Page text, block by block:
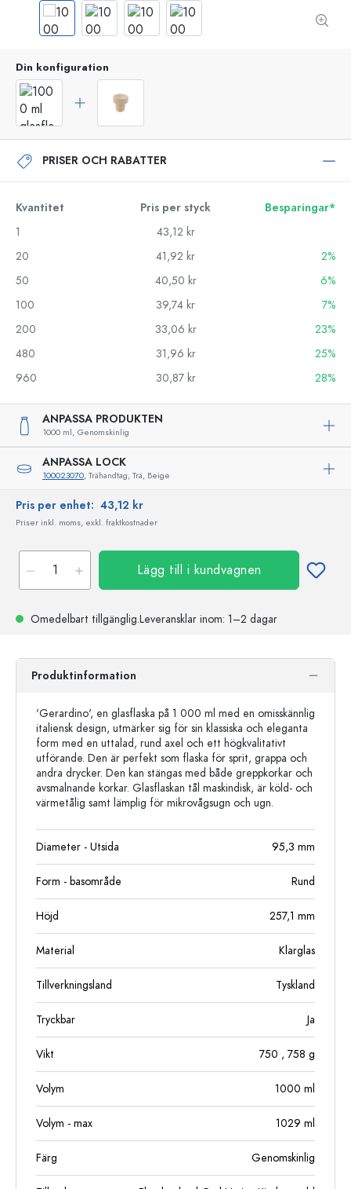
Din konfiguration
PRISER OCH RABATTER
Kvantitet Pris per styck
Besparingar*
1
43,12 kr
20
41,92 kr
2%
50
40,50 kr
6%
100
39,74 kr
7%
200
33,06 kr
23%
480
31,96 kr
25%
960
30,87 kr 28%
ANPASSA PRODUKTEN
1000 ml, Genomskinlig
ANPASSA LOCK
100023070, Trähandtag, Trä, Beige
Pris per enhet: 43,12 kr
Priser inkl. moms, exkl. fraktkostnader
Lägg till i kundvagnen
Omedelbart tillgänglig.Leveransklar inom: 1–2 dagar
Produktinformation
'Gerardino', en glasflaska på 1 000 ml med en omisskännlig
italiensk design, utmärker sig för sin klassiska och eleganta
form med en uttalad, rund axel och ett högkvalitativt
utförande. Den är perfekt som flaska för sprit, grappa och
andra drycker. Den kan stängas med både greppkorkar och
avsmalnande korkar. Glasflaskan tål maskindisk, är köld- och
värmetålig samt lämplig för mikrovågsugn och ugn.
Diameter - Utsida 95,3 mm
Form - basområde Rund
Höjd 257,1 mm
Material Klarglas
Tillverkningsland Tyskland
Tryckbar Ja
Vikt 750 , 758 g
Volym 1000 ml
Volym - max 1029 ml
Färg Genomskinlig